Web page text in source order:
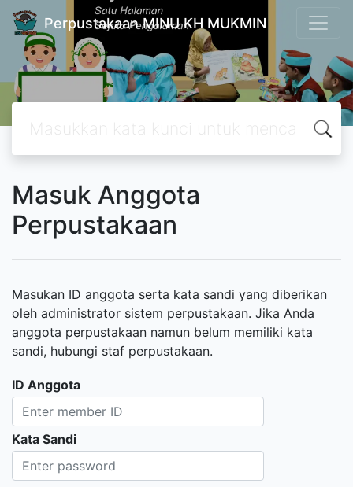
Perpustakaan MINU KH MUKMIN
Masuk Anggota
Perpustakaan
Masukan ID anggota serta kata sandi yang diberikan
oleh administrator sistem perpustakaan. Jika Anda
anggota perpustakaan namun belum memiliki kata
sandi, hubungi staf perpustakaan.
ID Anggota
Kata Sandi